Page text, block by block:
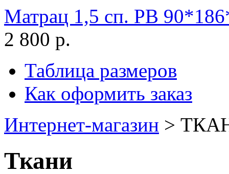
Матрац 1,5 сп. РВ
2 800 р.
Таблица размеров
Как оформить заказ
Интернет-магазин >
Ткани